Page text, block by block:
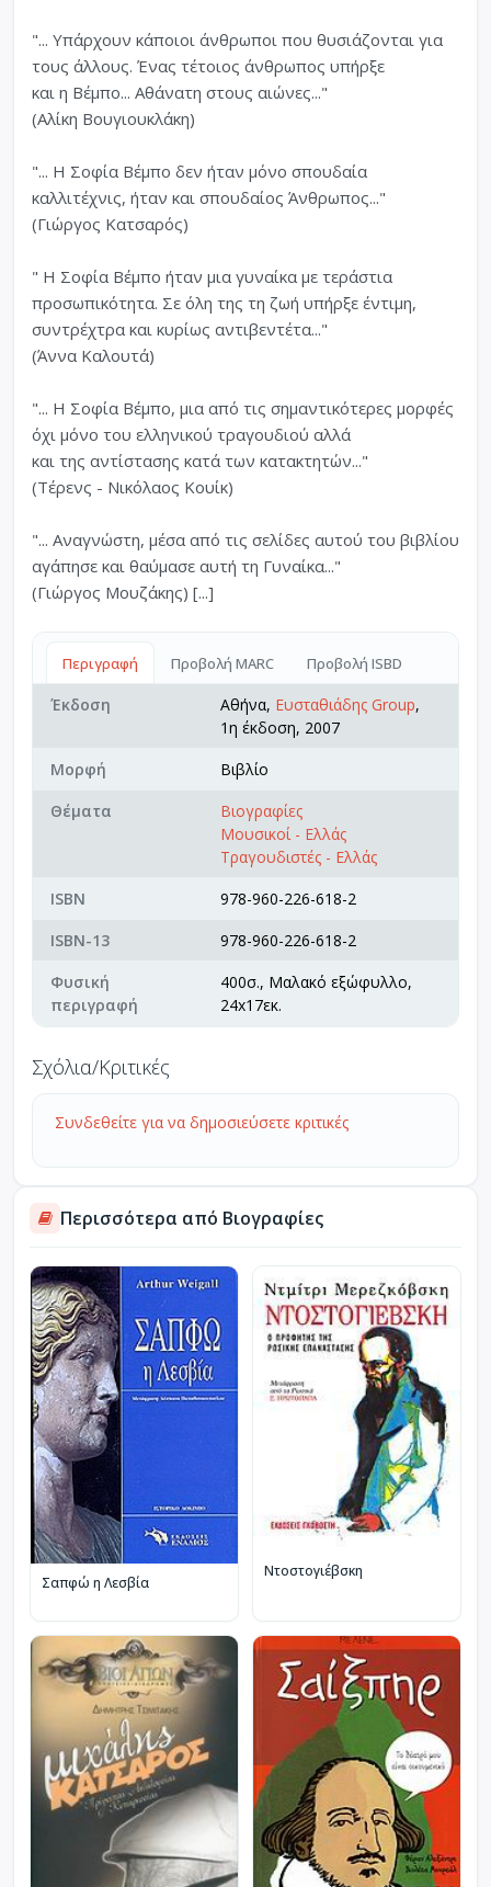
"... Υπάρχουν κάποιοι άνθρωποι που θυσιάζονται για
τους άλλους. Ένας τέτοιος άνθρωπος υπήρξε
και η Βέμπο... Αθάνατη στους αιώνες..."
(Αλίκη Βουγιουκλάκη)
"... Η Σοφία Βέμπο δεν ήταν μόνο σπουδαία
καλλιτέχνις, ήταν και σπουδαίος Άνθρωπος..."
(Γιώργος Κατσαρός)
" Η Σοφία Βέμπο ήταν μια γυναίκα με τεράστια
προσωπικότητα. Σε όλη της τη ζωή υπήρξε έντιμη,
συντρέχτρα και κυρίως αντιβεντέτα..."
(Άννα Καλουτά)
"... Η Σοφία Βέμπο, μια από τις σημαντικότερες μορφές
όχι μόνο του ελληνικού τραγουδιού αλλά
και της αντίστασης κατά των κατακτητών..."
(Τέρενς - Νικόλαος Κουίκ)
"... Αναγνώστη, μέσα από τις σελίδες αυτού του βιβλίου
αγάπησε και θαύμασε αυτή τη Γυναίκα..."
(Γιώργος Μουζάκης) [...]
Περιγραφή Προβολή MARC Προβολή ISBD
Έκδοση Αθήνα, Ευσταθιάδης Group,
1η έκδοση, 2007
Μορφή
Βιβλίο
Θέματα
Βιογραφίες
Μουσικοί - Ελλάς
Τραγουδιστές - Ελλάς
ISBN
978-960-226-618-2
ISBN-13
978-960-226-618-2
Φυσική
περιγραφή
400σ., Μαλακό εξώφυλλο,
24x17εκ.
Σχόλια/Κριτικές
Συνδεθείτε για να δημοσιεύσετε κριτικές
Περισσότερα από Βιογραφίες
Σαπφώ η Λεσβία
Ντοστογιέβσκη